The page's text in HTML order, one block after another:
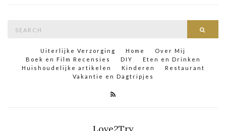
Uiterlijke Verzorging Home
Over Mij
Boek en Film Recensies
DIY
Eten en Drinken
Huishoudelijke artikelen
Kinderen
Restaurant
Vakantie en Dagtripjes
Love2Try